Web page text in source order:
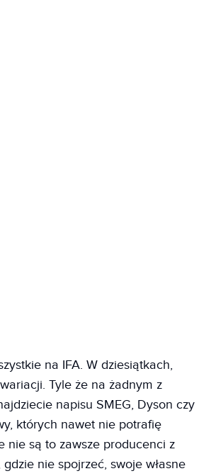
na IFA. W dziesiątkach,
Tyle że na żadnym z
napisu SMEG, Dyson czy
których nawet nie potrafię
nie są to zawsze producenci z
nie spojrzeć, swoje własne